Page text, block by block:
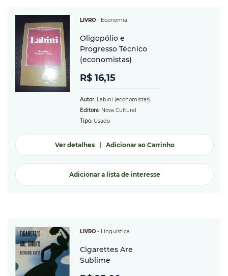
LIVRO - Economia
Oligopólio e
Progresso Técnico
(economistas)
R$ 16,15
Autor: Labini (economistas)
Editora: Nova Cultural
Tipo: Usado
Ver detalhes| Adicionar ao Carrinho
Adicionar a lista de interesse
LIVRO - Linguística
Cigarettes Are
Sublime